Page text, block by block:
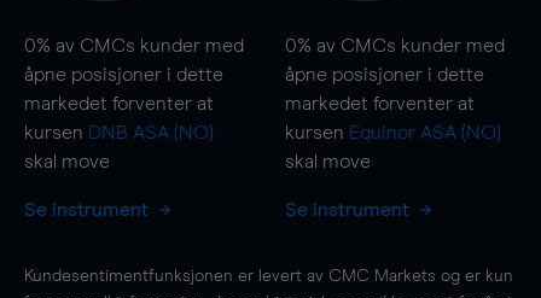
0% av CMCs kunder med
åpne posisjoner i dette
markedet forventer at
kursen DNB ASA (NO)
skal move
Se instrument
0% av CMCs kunder med
åpne posisjoner i dette
markedet forventer at
kursen Equinor ASA (NO)
skal move
Se instrument
Kundesentimentfunksjonen er levert av CMC Markets og er kun